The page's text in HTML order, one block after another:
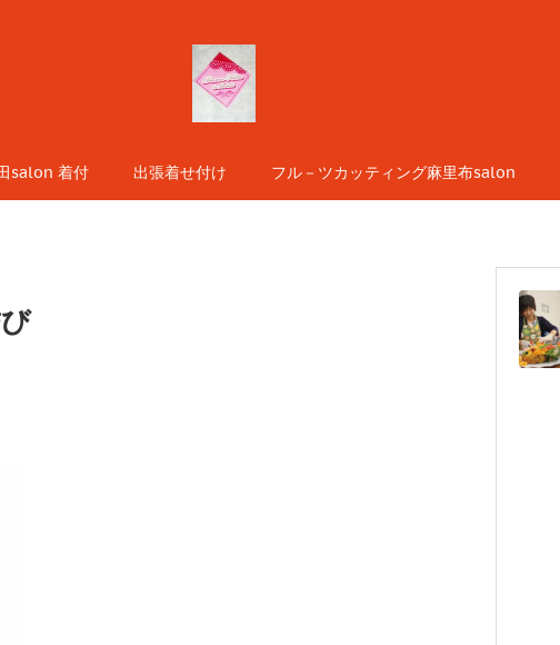
salon 着付 出張着せ付け フル－ツカッティング麻里布salon